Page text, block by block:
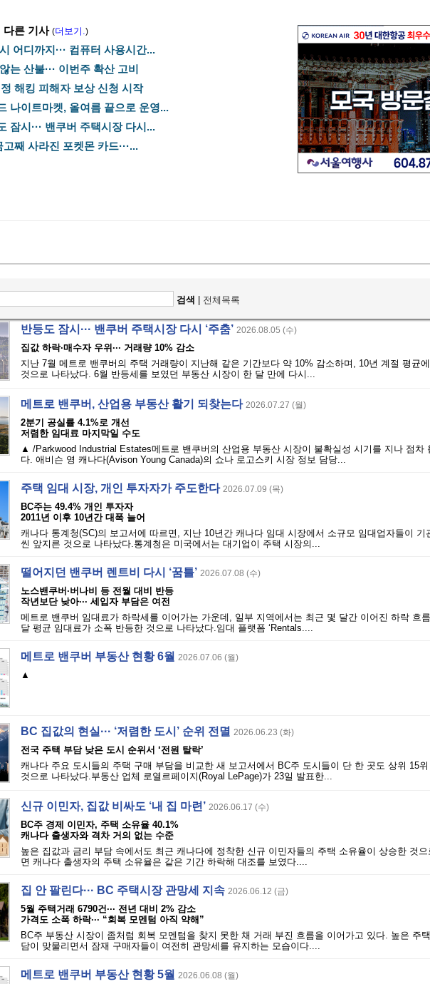
다른 기사 (더보기.)
어디까지··· 컴퓨터 사용시간...
는 산불··· 이번주 확산 고비
해킹 피해자 보상 신청 시작
나이트마켓, 올여름 끝으로 운영...
잠시··· 밴쿠버 주택시장 다시...
째 사라진 포켓몬 카드···...
검색 전체목록
반등도 잠시··· 밴쿠버 주택시장 다시 ‘주춤’ 2026.08.05 (수)
집값 하락·매수자 우위··· 거래량 10% 감소
지난 7월 메트로 밴쿠버의 주택 거래량이 지난해 같은 기간보다 약 10% 감소하며, 10년 계절 평균
것으로 나타났다. 6월 반등세를 보였던 부동산 시장이 한 달 만에 다시...
메트로 밴쿠버, 산업용 부동산 활기 되찾는다 2026.07.27 (월)
2분기 공실률 4.1%로 개선
저렴한 임대료 마지막일 수도
▲ /Parkwood Industrial Estates메트로 밴쿠버의 산업용 부동산 시장이 불확실성 시기를 지나 점차
다. 애비슨 영 캐나다(Avison Young Canada)의 쇼나 로고스키 시장 정보 담당...
주택 임대 시장, 개인 투자자가 주도한다 2026.07.09 (목)
BC주는 49.4% 개인 투자자
2011년 이후 10년간 대폭 늘어
캐나다 통계청(SC)의 보고서에 따르면, 지난 10년간 캐나다 임대 시장에서 소규모 임대업자들이 기
씬 앞지른 것으로 나타났다.통계청은 미국에서는 대기업이 주택 시장의...
떨어지던 밴쿠버 렌트비 다시 ‘꿈틀’ 2026.07.08 (수)
노스밴쿠버·버나비 등 전월 대비 반등
작년보단 낮아··· 세입자 부담은 여전
메트로 밴쿠버 임대료가 하락세를 이어가는 가운데, 일부 지역에서는 최근 몇 달간 이어진 하락 흐
달 평균 임대료가 소폭 반등한 것으로 나타났다.임대 플랫폼 ‘Rentals....
메트로 밴쿠버 부동산 현황 6월 2026.07.06 (월)
▲
BC 집값의 현실··· ‘저렴한 도시’ 순위 전멸 2026.06.23 (화)
전국 주택 부담 낮은 도시 순위서 ‘전원 탈락’
캐나다 주요 도시들의 주택 구매 부담을 비교한 새 보고서에서 BC주 도시들이 단 한 곳도 상위 15
것으로 나타났다.부동산 업체 로열르페이지(Royal LePage)가 23일 발표한...
신규 이민자, 집값 비싸도 ‘내 집 마련’ 2026.06.17 (수)
BC주 경제 이민자, 주택 소유율 40.1%
캐나다 출생자와 격차 거의 없는 수준
높은 집값과 금리 부담 속에서도 최근 캐나다에 정착한 신규 이민자들의 주택 소유율이 상승한 것
면 캐나다 출생자의 주택 소유율은 같은 기간 하락해 대조를 보였다....
집 안 팔린다··· BC 주택시장 관망세 지속 2026.06.12 (금)
5월 주택거래 6790건··· 전년 대비 2% 감소
가격도 소폭 하락··· “회복 모멘텀 아직 약해”
BC주 부동산 시장이 좀처럼 회복 모멘텀을 찾지 못한 채 거래 부진 흐름을 이어가고 있다. 높은 주
담이 맞물리면서 잠재 구매자들이 여전히 관망세를 유지하는 모습이다....
메트로 밴쿠버 부동산 현황 5월 2026.06.08 (월)